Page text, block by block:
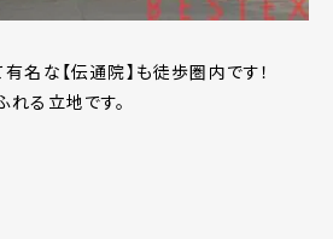
名な【伝通院】も徒歩圏内です！
る立地です。